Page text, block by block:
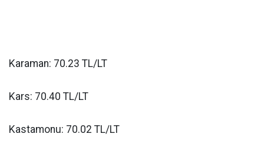
Karaman: 70.23 TL/LT
Kars: 70.40 TL/LT
Kastamonu: 70.02 TL/LT